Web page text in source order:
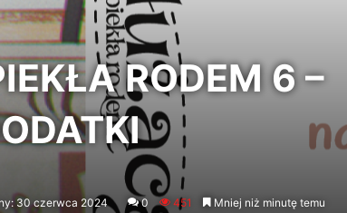
RODEM 6 –
30 czerwca 2024 0 451 Mniej niż minutę temu